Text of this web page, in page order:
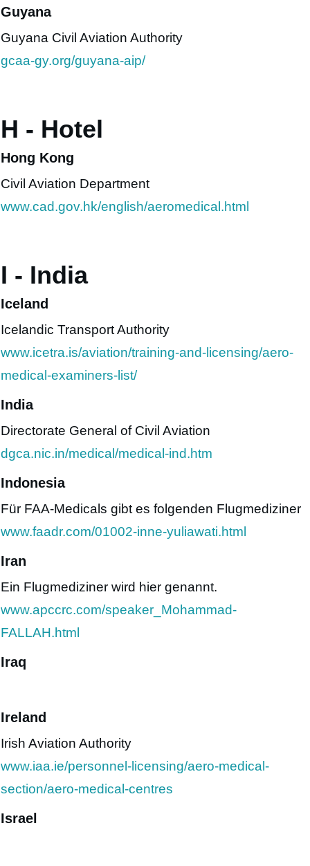
Guyana
Guyana Civil Aviation Authority
gcaa-gy.org/guyana-aip/
H - Hotel
Hong Kong
Civil Aviation Department
www.cad.gov.hk/english/aeromedical.html
I - India
Iceland
Icelandic Transport Authority
www.icetra.is/aviation/training-and-licensing/aero-
medical-examiners-list/
India
Directorate General of Civil Aviation
dgca.nic.in/medical/medical-ind.htm
Indonesia
Für FAA-Medicals gibt es folgenden Flugmediziner
www.faadr.com/01002-inne-yuliawati.html
Iran
Ein Flugmediziner wird hier genannt.
www.apccrc.com/speaker_Mohammad-
FALLAH.html
Iraq
Ireland
Irish Aviation Authority
www.iaa.ie/personnel-licensing/aero-medical-
section/aero-medical-centres
Israel